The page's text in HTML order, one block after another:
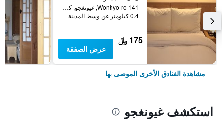
141 Wonhyo-ro, غيونغجو, كوريا الجنوبية
0.4 كيلومتر عن وسط المدينة
175 ﷼
عرض الصفقة
مشاهدة الفنادق الأخرى الموصى بها
استكشف غيونغجو